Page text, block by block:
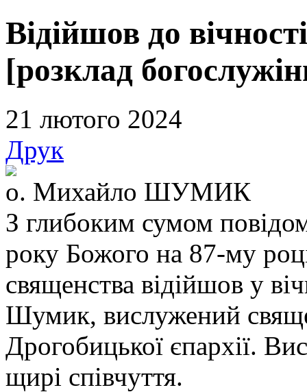
Відійшов до
[розклад
21 лютого 2024
Друк
о. Михайло ШУМИК
З глибоким сумом
року Божого на 87-му
священства відійшов у
Шумик, вислужений
Дрогобицької єпархії.
щирі співчуття.